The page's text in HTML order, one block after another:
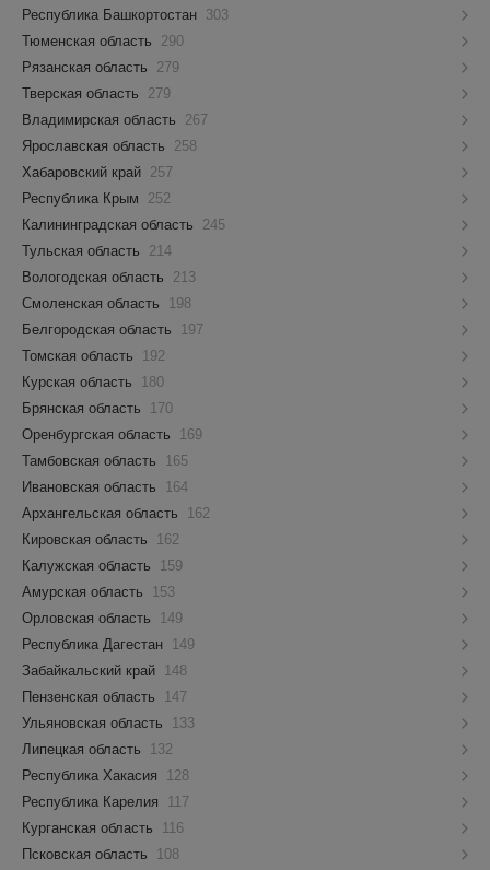
Республика Башкортостан 303
Тюменская область
290
Рязанская область
279
Тверская область
279
Владимирская область
267
Ярославская область
258
Хабаровский край 257
Республика Крым
252
Калининградская область
245
Тульская область
214
Вологодская область
213
Смоленская область
198
Белгородская область
197
Томская область
192
Курская область
180
Брянская область
170
Оренбургская область
169
Тамбовская область
165
Ивановская область
164
Архангельская область
162
Кировская область
162
Калужская область
159
Амурская область
153
Орловская область
149
Республика Дагестан
149
Забайкальский край
148
Пензенская область
147
Ульяновская область
133
Липецкая область
132
Республика Хакасия
128
Республика Карелия
117
Курганская область
116
Псковская область
108